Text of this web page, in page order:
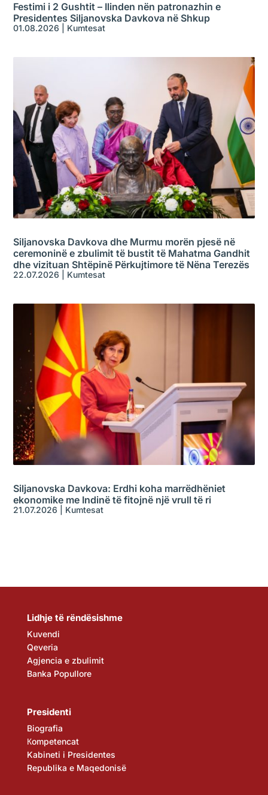
Festimi i 2 Gushtit – Ilinden nën patronazhin e
Presidentes Siljanovska Davkova në Shkup
01.08.2026 Kumtesat
Siljanovska Davkova dhe Murmu morën pjesë në
ceremoninë e zbulimit të bustit të Mahatma Gandhit
dhe vizituan Shtëpinë Përkujtimore të Nëna Terezës
22.07.2026 Kumtesat
Siljanovska Davkova: Erdhi koha marrëdhëniet
ekonomike me Indinë të fitojnë një vrull të ri
21.07.2026 Kumtesat
Lidhje të rëndësishme
Kuvendi
Qeveria
Agjencia e zbulimit
Banka Popullore
Presidenti
Biografia
Кompetencat
Kabineti i Presidentes
Republika e Maqedonisë